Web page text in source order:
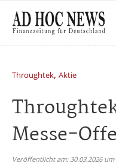
Throughtek, Aktie
Messe-
Veröffentlicht am: 30.03.2026